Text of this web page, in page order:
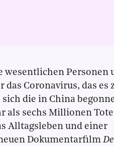
wesentlichen Personen
Coronavirus, das es
die in China
als sechs Millionen
Alltagsleben und einer
Dokumentarfilm